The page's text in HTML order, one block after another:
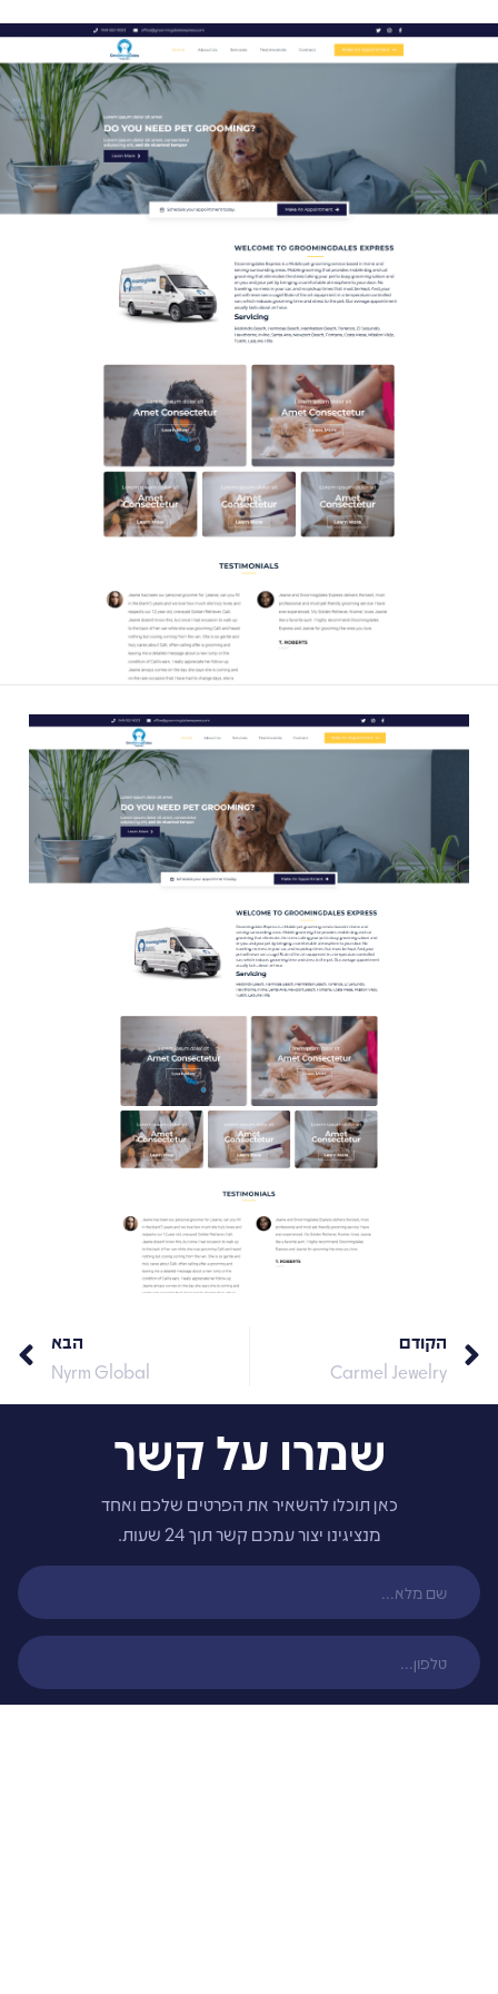
הקודם
Carmel Jewelry
הבא
Nyrm Global
שמרו על קשר
כאן תוכלו להשאיר את הפרטים שלכם ואחד
מנציגינו יצור עמכם קשר תוך 24 שעות.